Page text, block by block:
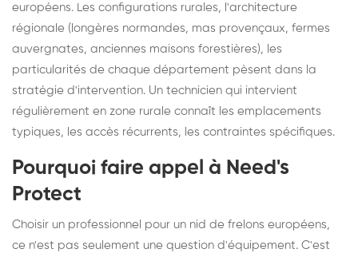
européens. Les configurations rurales, l'architecture
régionale (longères normandes, mas provençaux, fermes
auvergnates, anciennes maisons forestières), les
particularités de chaque département pèsent dans la
stratégie d'intervention. Un technicien qui intervient
régulièrement en zone rurale connaît les emplacements
typiques, les accès récurrents, les contraintes spécifiques.
Pourquoi faire appel à Need's
Protect
Choisir un professionnel pour un nid de frelons européens,
ce n'est pas seulement une question d'équipement. C'est